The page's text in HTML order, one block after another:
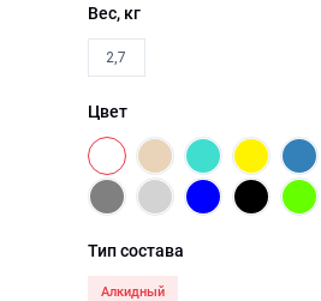
Вес, кг
2,7
Цвет
Тип состава
Алкидный